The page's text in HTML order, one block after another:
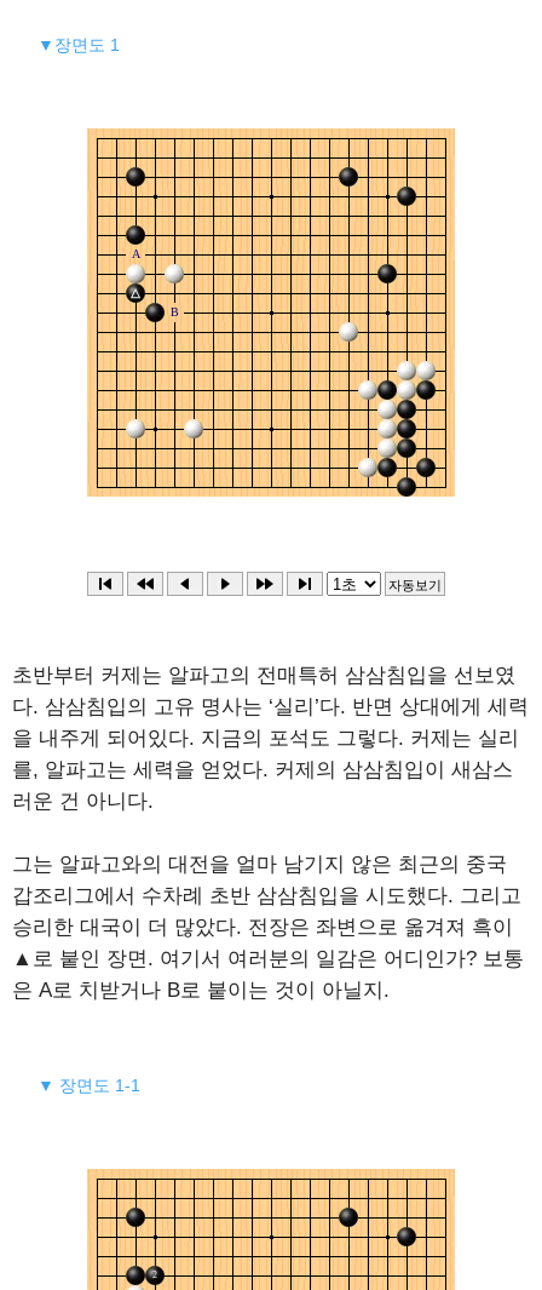
▼장면도 1
초반부터 커제는 알파고의 전매특허 삼삼침입을 선보였
다. 삼삼침입의 고유 명사는 ‘실리’다. 반면 상대에게 세력
을 내주게 되어있다. 지금의 포석도 그렇다. 커제는 실리
를, 알파고는 세력을 얻었다. 커제의 삼삼침입이 새삼스
러운 건 아니다.
그는 알파고와의 대전을 얼마 남기지 않은 최근의 중국
갑조리그에서 수차례 초반 삼삼침입을 시도했다. 그리고
승리한 대국이 더 많았다. 전장은 좌변으로 옮겨져 흑이
▲로 붙인 장면. 여기서 여러분의 일감은 어디인가? 보통
은 A로 치받거나 B로 붙이는 것이 아닐지.
▼ 장면도 1-1